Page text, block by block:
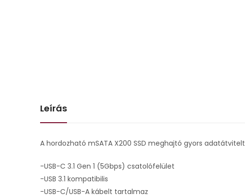
Leírás
A hordozható mSATA X200 SSD meghajtó gyors
-USB-C 3.1 Gen 1 (5Gbps) csatolófelület
-USB 3.1 kompatibilis
-USB-C/USB-A kábelt tartalmaz